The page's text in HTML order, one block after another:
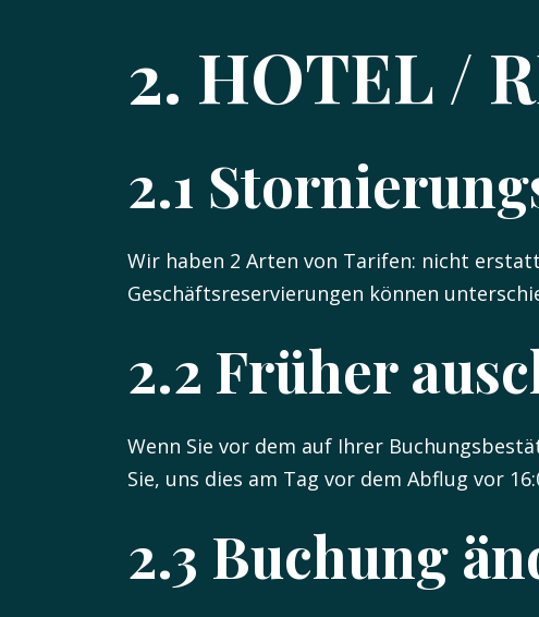
2. HOTEL /
2.1
Wir haben 2 Arten von Tarifen: nicht
Geschäftsreservierungen können
2.2 Früher
Wenn Sie vor dem auf Ihrer
Sie, uns dies am Tag vor dem Abflug vor
2.3 Buchung